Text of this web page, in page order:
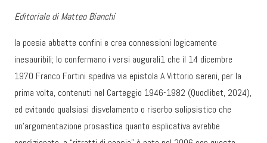
Editoriale di Matteo Bianchi
la poesia abbatte confini e crea connessioni logicamente
inesauribili; lo confermano i versi augurali1 che il 14 dicembre
1970 Franco Fortini spediva via epistola A Vittorio sereni, per la
prima volta, contenuti nel Carteggio 1946-1982 (Quodlibet, 2024),
ed evitando qualsiasi disvelamento o riserbo solipsistico che
un’argomentazione prosastica quanto esplicativa avrebbe